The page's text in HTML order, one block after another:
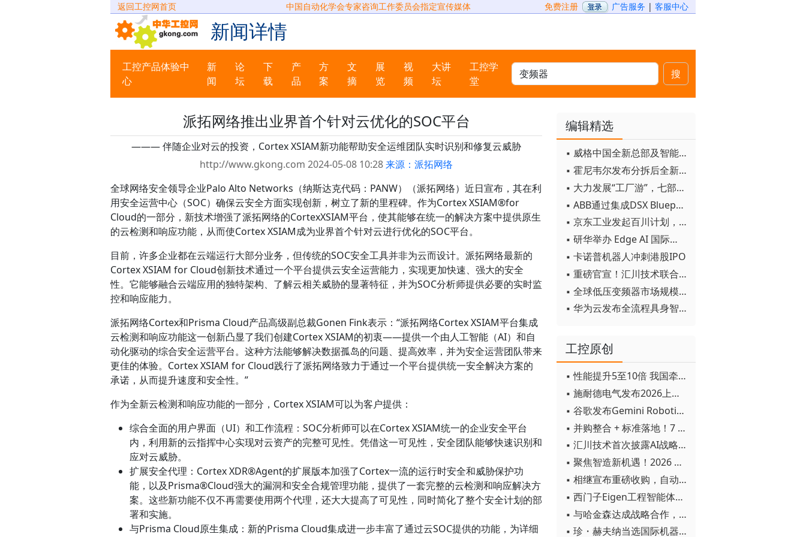
返回工控网首页 中国自动化学会专家咨询工作委员会指定宣传媒体 免费注册 广告服务 | 客服中心
新闻详情
工控产品体验中
心
新
闻
论
坛
下
载
产
品
方
案
文
摘
展
览
视
频
大讲
坛
工控学
堂
搜
派拓网络推出业界首个针对云优化的SOC平台
——— 伴随企业对云的投资，Cortex XSIAM新功能帮助安全运维团队实时识别和修复云威胁
http://www.gkong.com 2024-05-08 10:28来源：派拓网络
全球网络安全领导企业Palo Alto Networks（纳斯达克代码：PANW）（派拓网络）近日宣布，其在利
用安全运营中心（SOC）确保云安全方面实现创新，树立了新的里程碑。作为Cortex XSIAM®for
Cloud的一部分，新技术增强了派拓网络的CortexXSIAM平台，使其能够在统一的解决方案中提供原生
的云检测和响应功能，从而使Cortex XSIAM成为业界首个针对云进行优化的SOC平台。
目前，许多企业都在云端运行大部分业务，但传统的SOC安全工具并非为云而设计。派拓网络最新的
Cortex XSIAM for Cloud创新技术通过一个平台提供云安全运营能力，实现更加快速、强大的安全
性。它能够融合云端应用的独特架构、了解云相关威胁的显著特征，并为SOC分析师提供必要的实时监
控和响应能力。
派拓网络Cortex和Prisma Cloud产品高级副总裁Gonen Fink表示：“派拓网络Cortex XSIAM平台集成
云检测和响应功能这一创新凸显了我们创建Cortex XSIAM的初衷——提供一个由人工智能（AI）和自
动化驱动的综合安全运营平台。这种方法能够解决数据孤岛的问题、提高效率，并为安全运营团队带来
更佳的体验。Cortex XSIAM for Cloud践行了派拓网络致力于通过一个平台提供统一安全解决方案的
承诺，从而提升速度和安全性。”
作为全新云检测和响应功能的一部分，Cortex XSIAM可以为客户提供：
综合全面的用户界面（UI）和工作流程：SOC分析师可以在Cortex XSIAM统一的企业安全平台
内，利用新的云指挥中心实现对云资产的完整可见性。凭借这一可见性，安全团队能够快速识别和
应对云威胁。
扩展安全代理：Cortex XDR®Agent的扩展版本加强了Cortex一流的运行时安全和威胁保护功
能，以及Prisma®Cloud强大的漏洞和安全合规管理功能，提供了一套完整的云检测和响应解决方
案。这些新功能不仅不再需要使用两个代理，还大大提高了可见性，同时简化了整个安全计划的部
署和实施。
与Prisma Cloud原生集成：新的Prisma Cloud集成进一步丰富了通过云SOC提供的功能，为详细
编辑精选
▪ 威格中国全新总部及智能工厂启用
▪ 霍尼韦尔发布分拆后全新品牌：霍尼韦尔科技与霍尼韦尔航空航天
▪ 大力发展“工厂游”，七部门联合发文！
▪ ABB通过集成DSX Blueprint AI基础设施，扩大与英伟达的合作
▪ 京东工业发起百川计划， 构建工业大模型新生态
▪ 研华举办 Edge AI 国际论坛
▪ 卡诺普机器人冲刺港股IPO
▪ 重磅官宣！汇川技术联合发起 D12 联盟，开创产教融合新范式
▪ 全球低压变频器市场规模2030年将超170亿美元
▪ 华为云发布全流程具身智能开发平台CloudRobo
工控原创
▪ 性能提升5至10倍 我国牵头制定的WiTSnet工业以太网国际标准正式发布
▪ 施耐德电气发布2026上半年可持续发展成绩单 "Impact 2030"路线图开局稳健
▪ 谷歌发布Gemini Robotics 2模型 实现人形机器人全身智能控制突破
▪ 并购整合 + 标准落地！7 月工业自动化产业动态速递
▪ 汇川技术首次披露AI战略进展：从两个方面推动“AI业务化”落地
▪ 聚焦智造新机遇！2026 青岛数字化及智能制造技术论坛圆满落幕
▪ 相继宣布重磅收购，自动化巨头新一轮并购潮剑指何方？
▪ 西门子Eigen工程智能体落地中国，工业AI跨越物理世界“确定性”拐点
▪ 与哈金森达成战略合作，乐聚机器人何以持续获得工业巨头青睐？
▪ 珍・赫夫纳当选国际机器人联合会新任主席